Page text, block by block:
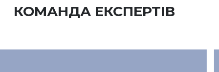
КОМАНДА ЕКСПЕРТІВ